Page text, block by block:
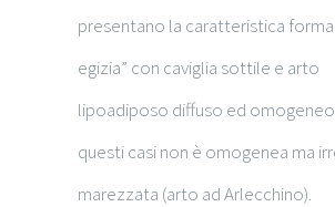
presentano la caratteristica
egizia” con caviglia sottile e arto
lipoadiposo diffuso ed
questi casi non è omogenea ma
marezzata (arto ad Arlecchino).